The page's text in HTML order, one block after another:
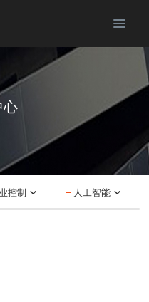
心
控制 人工智能